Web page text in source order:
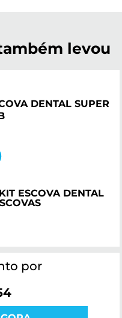
levou
DENTAL SUPER
ESCOVA DENTAL
por